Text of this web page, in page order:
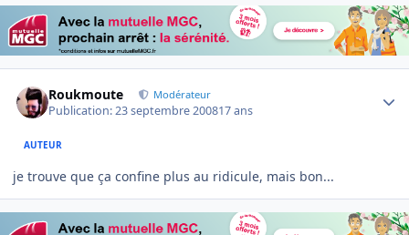
Roukmoute Modérateur
Publication:23 septembre 200817 ans
AUTEUR
je trouve que ça confine plus au ridicule, mais bon...